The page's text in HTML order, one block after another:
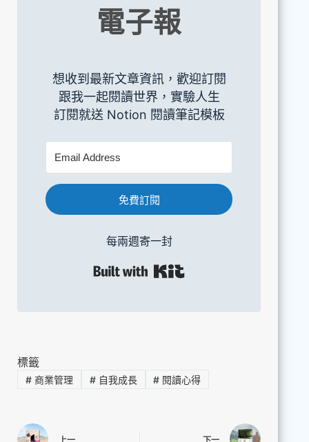
電子報
想收到最新文章資訊，歡迎訂閱
跟我一起閱讀世界，實驗人生
訂閱就送 Notion 閱讀筆記模板
免費訂閱
每兩週寄一封
標籤
#商業管理 #自我成長 # 閱讀心得